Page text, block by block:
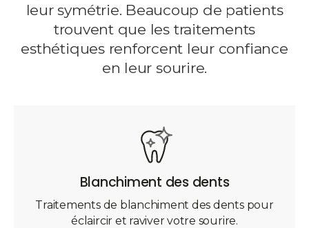
leur symétrie. Beaucoup de patients
trouvent que les traitements
esthétiques renforcent leur confiance
en leur sourire.
Blanchiment des dents
Traitements de blanchiment des dents pour
éclaircir et raviver votre sourire.